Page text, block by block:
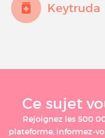
Keytruda
Ce sujet
Rejoignez les 500
plateforme, informez-